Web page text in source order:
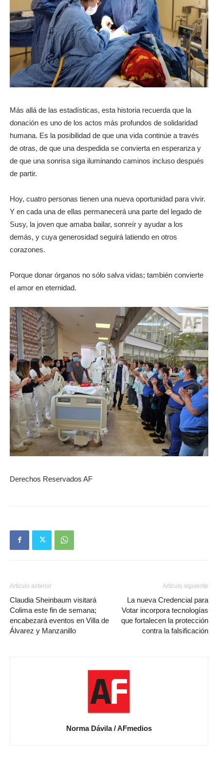
Más allá de las estadísticas, esta historia recuerda que la
donación es uno de los actos más profundos de solidaridad
humana. Es la posibilidad de que una vida continúe a través
de otras, de que una despedida se convierta en esperanza y
de que una sonrisa siga iluminando caminos incluso después
de partir.
Hoy, cuatro personas tienen una nueva oportunidad para vivir.
Y en cada una de ellas permanecerá una parte del legado de
Susy, la joven que amaba bailar, sonreír y ayudar a los
demás, y cuya generosidad seguirá latiendo en otros
corazones.
Porque donar órganos no sólo salva vidas; también convierte
el amor en eternidad.
Derechos Reservados AF
Artículo anterior
Claudia Sheinbaum visitará
Colima este fin de semana;
encabezará eventos en Villa de
Álvarez y Manzanillo
Artículo siguiente
La nueva Credencial para
Votar incorpora tecnologías
que fortalecen la protección
contra la falsificación
Norma Dávila / AFmedios